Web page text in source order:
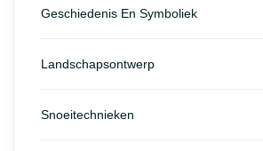
Geschiedenis En Symboliek
Landschapsontwerp
Snoeitechnieken